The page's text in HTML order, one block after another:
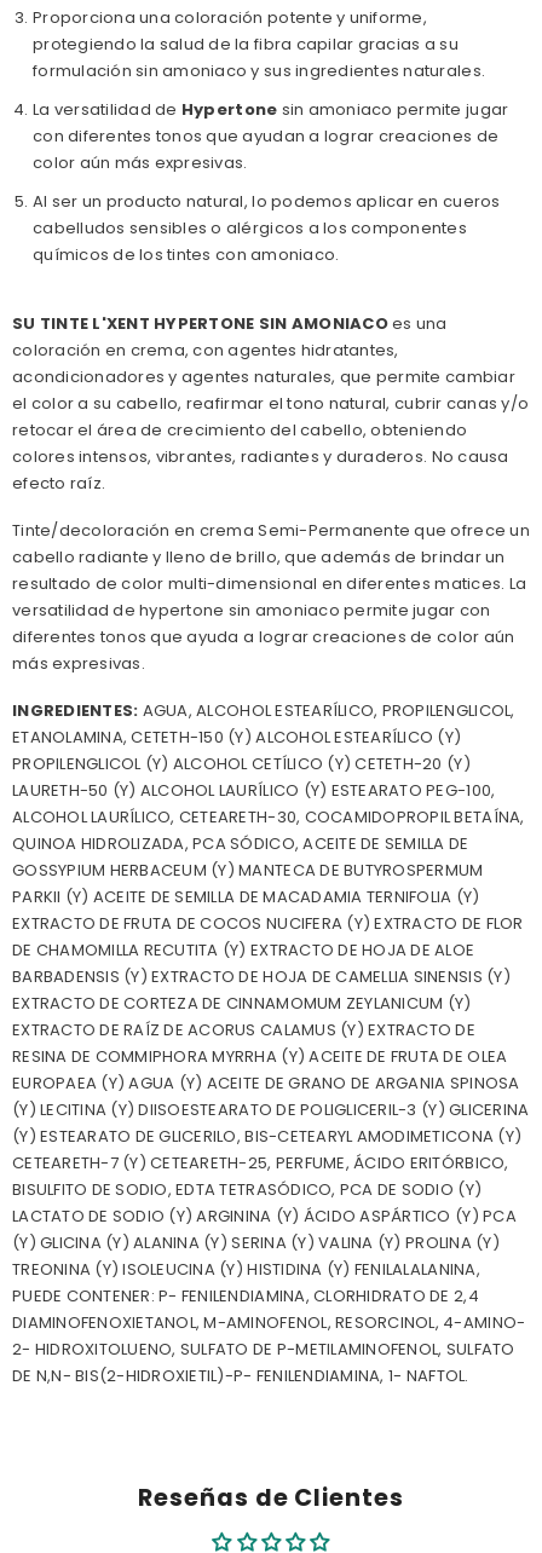
Proporciona una coloración potente y uniforme,
protegiendo la salud de la fibra capilar gracias a su
formulación sin amoniaco y sus ingredientes naturales.
La versatilidad de Hypertone sin amoniaco permite jugar
con diferentes tonos que ayudan a lograr creaciones de
color aún más expresivas.
Al ser un producto natural, lo podemos aplicar en cueros
cabelludos sensibles o alérgicos a los componentes
químicos de los tintes con amoniaco.
SU TINTE L'XENT HYPERTONE SIN AMONIACOes una
coloración en crema, con agentes hidratantes,
acondicionadores y agentes naturales, que permite cambiar
el color a su cabello, reafirmar el tono natural, cubrir canas y/o
retocar el área de crecimiento del cabello, obteniendo
colores intensos, vibrantes, radiantes y duraderos. No causa
efecto raíz.
Tinte/decoloración en crema Semi-Permanente que ofrece un
cabello radiante y lleno de brillo, que además de brindar un
resultado de color multi-dimensional en diferentes matices. La
versatilidad de hypertone sin amoniaco permite jugar con
diferentes tonos que ayuda a lograr creaciones de color aún
más expresivas.
INGREDIENTES: AGUA, ALCOHOL ESTEARÍLICO, PROPILENGLICOL,
ETANOLAMINA, CETETH-150 (Y) ALCOHOL ESTEARÍLICO (Y)
PROPILENGLICOL (Y) ALCOHOL CETÍLICO (Y) CETETH-20 (Y)
LAURETH-50 (Y) ALCOHOL LAURÍLICO (Y) ESTEARATO PEG-100,
ALCOHOL LAURÍLICO, CETEARETH-30, COCAMIDOPROPIL BETAÍNA,
QUINOA HIDROLIZADA, PCA SÓDICO, ACEITE DE SEMILLA DE
GOSSYPIUM HERBACEUM (Y) MANTECA DE BUTYROSPERMUM
PARKII (Y) ACEITE DE SEMILLA DE MACADAMIA TERNIFOLIA (Y)
EXTRACTO DE FRUTA DE COCOS NUCIFERA (Y) EXTRACTO DE FLOR
DE CHAMOMILLA RECUTITA (Y) EXTRACTO DE HOJA DE ALOE
BARBADENSIS (Y) EXTRACTO DE HOJA DE CAMELLIA SINENSIS (Y)
EXTRACTO DE CORTEZA DE CINNAMOMUM ZEYLANICUM (Y)
EXTRACTO DE RAÍZ DE ACORUS CALAMUS (Y) EXTRACTO DE
RESINA DE COMMIPHORA MYRRHA (Y) ACEITE DE FRUTA DE OLEA
EUROPAEA (Y) AGUA (Y) ACEITE DE GRANO DE ARGANIA SPINOSA
(Y) LECITINA (Y) DIISOESTEARATO DE POLIGLICERIL-3 (Y) GLICERINA
(Y) ESTEARATO DE GLICERILO, BIS-CETEARYL AMODIMETICONA (Y)
CETEARETH-7 (Y) CETEARETH-25, PERFUME, ÁCIDO ERITÓRBICO,
BISULFITO DE SODIO, EDTA TETRASÓDICO, PCA DE SODIO (Y)
LACTATO DE SODIO (Y) ARGININA (Y) ÁCIDO ASPÁRTICO (Y) PCA
(Y) GLICINA (Y) ALANINA (Y) SERINA (Y) VALINA (Y) PROLINA (Y)
TREONINA (Y) ISOLEUCINA (Y) HISTIDINA (Y) FENILALALANINA,
PUEDE CONTENER: P- FENILENDIAMINA, CLORHIDRATO DE 2,4
DIAMINOFENOXIETANOL, M-AMINOFENOL, RESORCINOL, 4-AMINO-
2- HIDROXITOLUENO, SULFATO DE P-METILAMINOFENOL, SULFATO
DE N,N- BIS(2-HIDROXIETIL)-P- FENILENDIAMINA, 1- NAFTOL.
Reseñas de Clientes